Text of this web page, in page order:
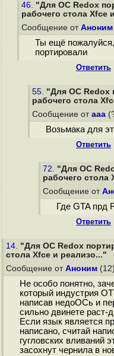
46. "Для ОС Redox
рабочего стола Xfce
Сообщение от Аноним
Ты ещё
портировали
Ответить
55. "Для ОС Redox
рабочего стола
Сообщение от ааа
Возьмака для
Ответить
72. "Для ОС
рабочего стола
Сообщение от
Где GTA прд
Ответить
14. "Для ОС Redox
стола Xfce и реализо..."
Сообщение от Аноним
Не особо понятно,
который индустрия
написав недоОСь и
сильно двинете раст-
Если язык является
написано, считай
гугловских вливаний
засохнут чернила в